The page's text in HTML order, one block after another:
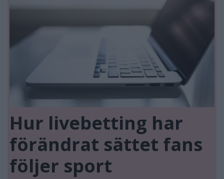
Hur livebetting har
förändrat sättet fans
följer sport